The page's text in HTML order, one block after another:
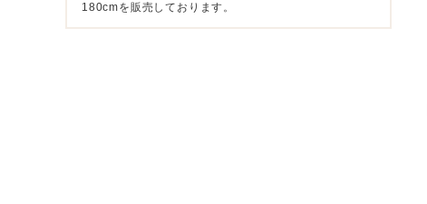
180cmを販売しております。